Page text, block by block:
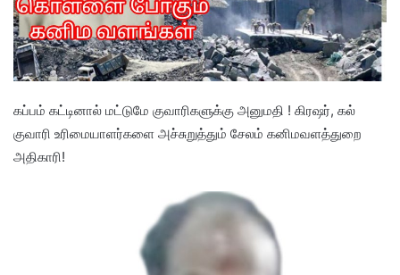
கப்பம் கட்டினால் மட்டுமே குவாரிகளுக்கு அனுமதி ! கிரஷர், கல்
குவாரி உரிமையாளர்களை அச்சுறுத்தும் சேலம் கனிமவளத்துறை
அதிகாரி!